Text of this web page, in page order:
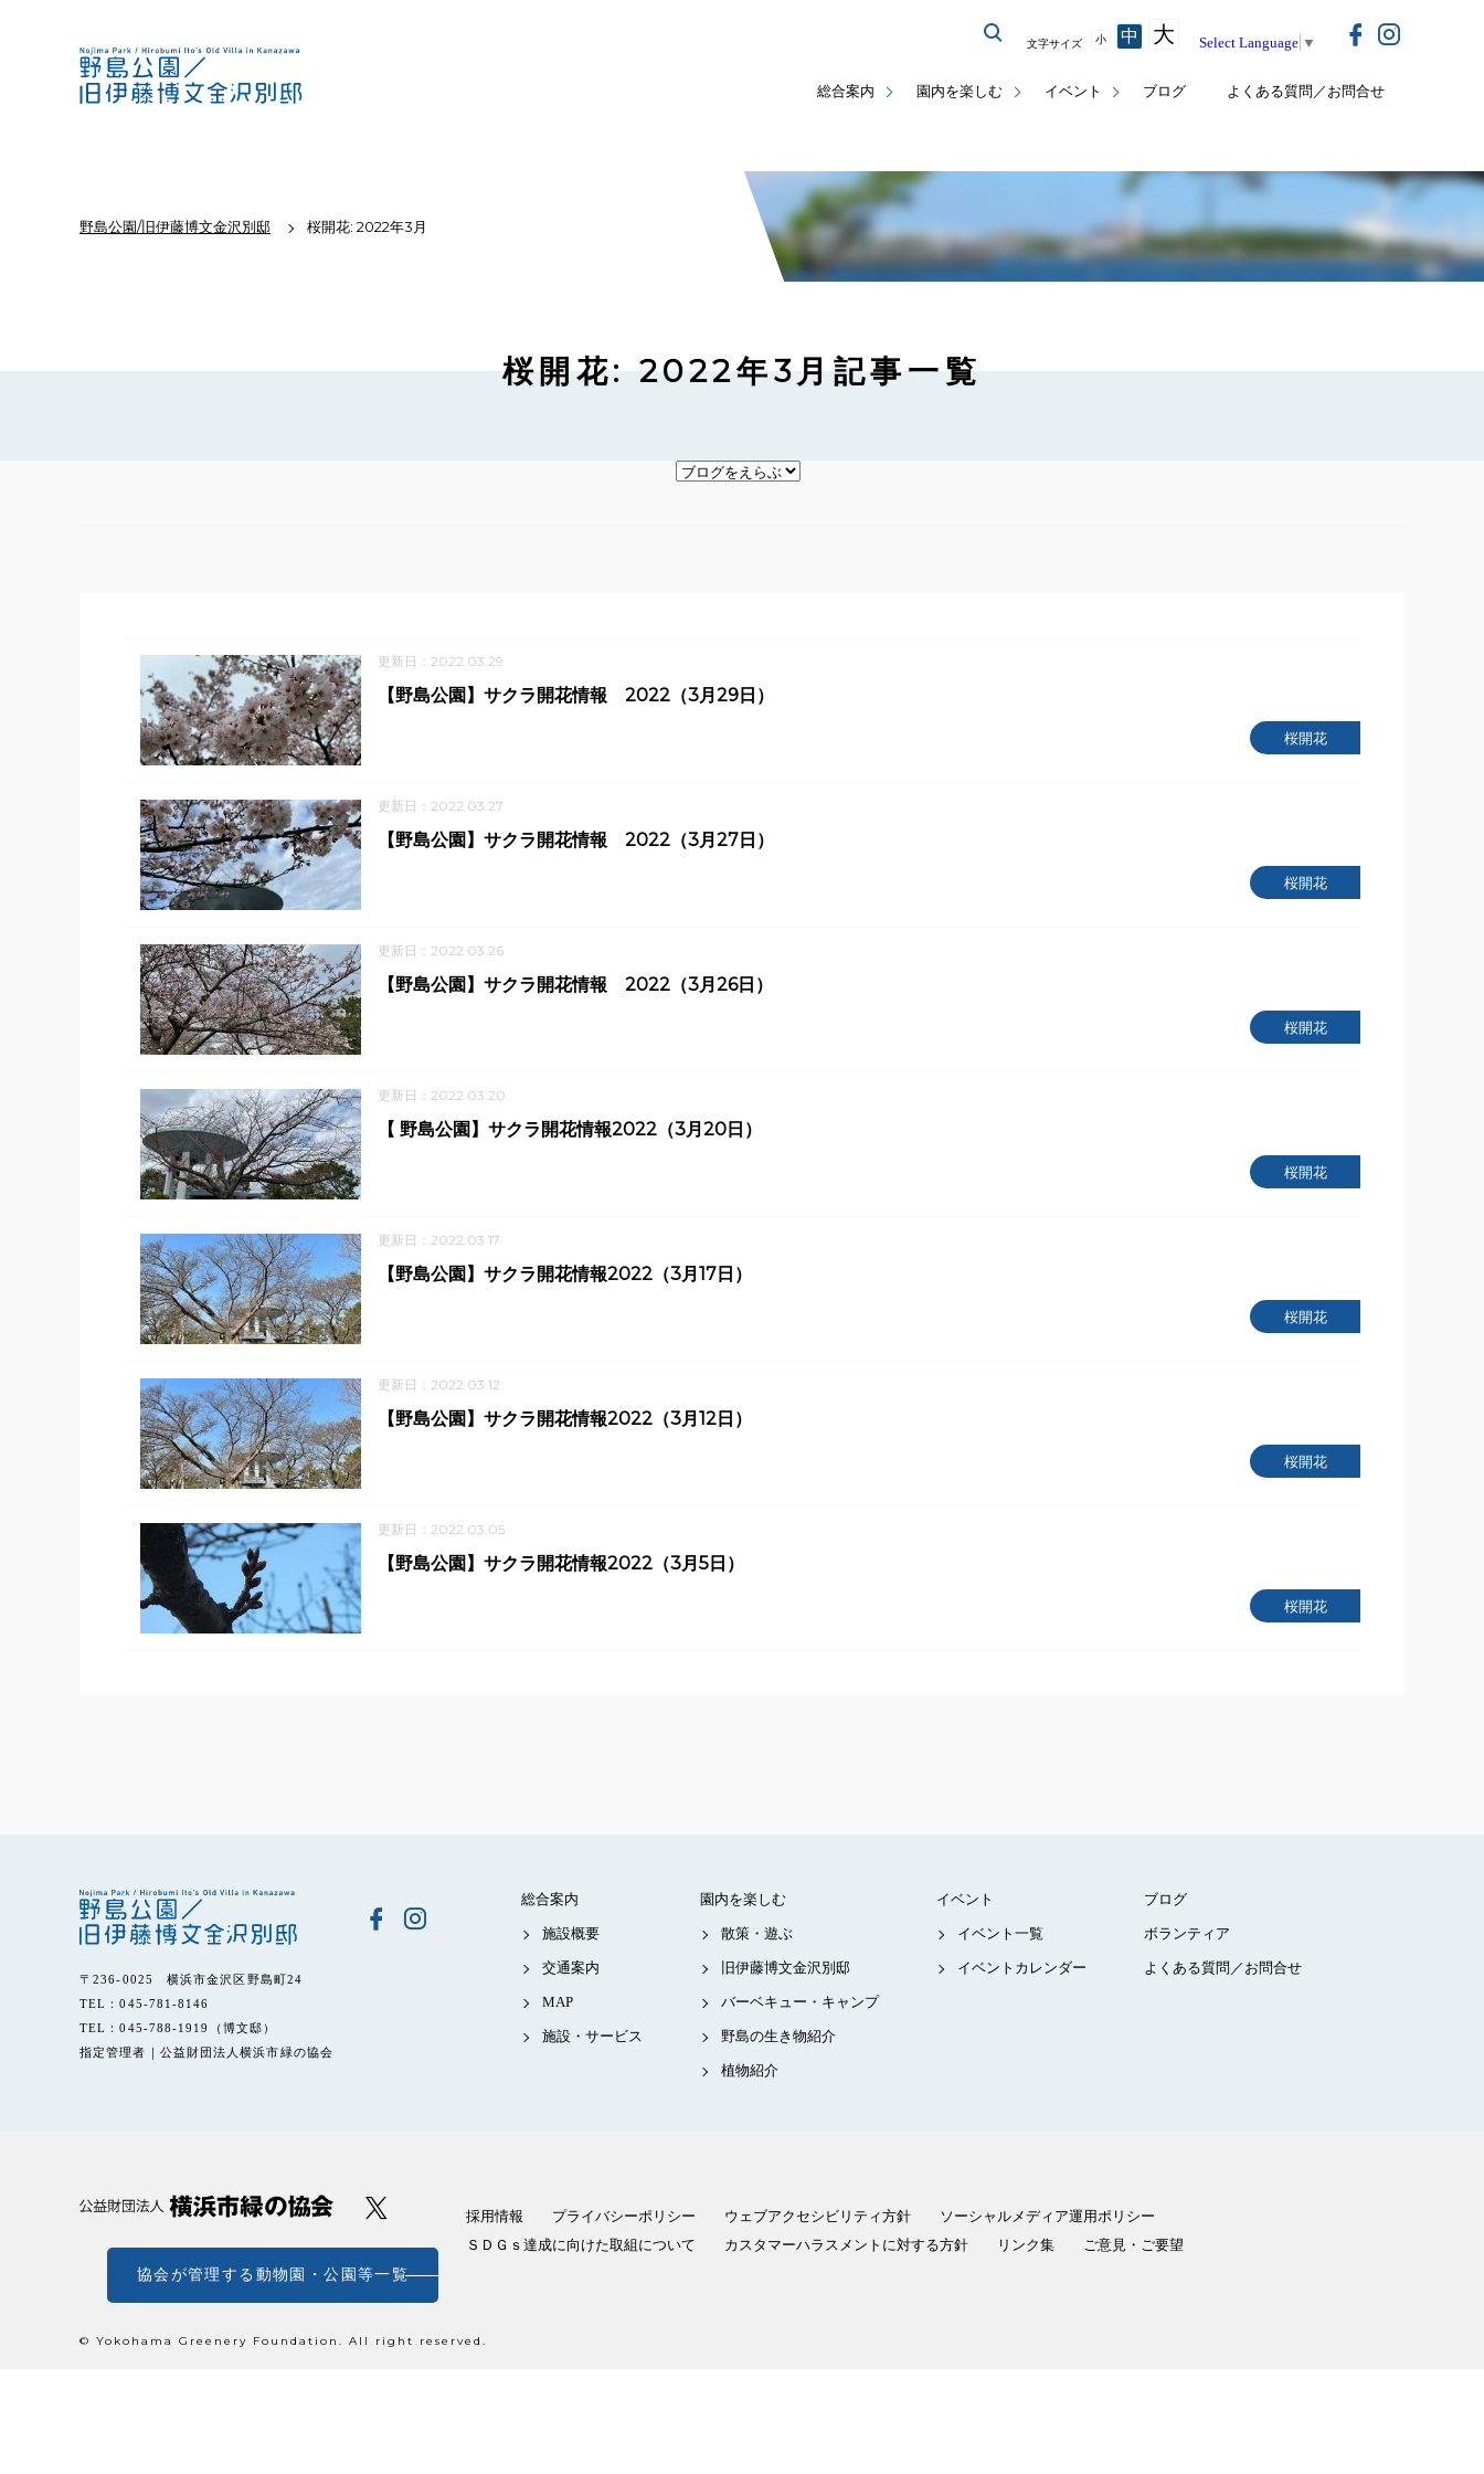
総合案内 園内を楽しむ イベント ブログ よくある質問／お問合せ
文字サイズ 小 中 大 Select Language ▼
野島公園/旧伊藤博文金沢別邸 桜開花: 2022年3月
桜開花: 2022年3月記事一覧
更新日：2022.03.29
桜開花
【野島公園】サクラ開花情報 2022（3月29日）
更新日：2022.03.27
桜開花
【野島公園】サクラ開花情報 2022（3月27日）
更新日：2022.03.26
桜開花
【野島公園】サクラ開花情報 2022（3月26日）
更新日：2022.03.20
桜開花
【 野島公園】サクラ開花情報2022（3月20日）
更新日：2022.03.17
桜開花
【野島公園】サクラ開花情報2022（3月17日）
更新日：2022.03.12
桜開花
【野島公園】サクラ開花情報2022（3月12日）
更新日：2022.03.05
桜開花
【野島公園】サクラ開花情報2022（3月5日）
〒236-0025 横浜市金沢区野島町24
TEL：045-781-8146
TEL：045-788-1919（博文邸）
指定管理者｜公益財団法人横浜市緑の協会
総合案内
施設概要
交通案内
MAP
施設・サービス
園内を楽しむ
散策・遊ぶ
旧伊藤博文金沢別邸
バーベキュー・キャンプ
野島の生き物紹介
植物紹介
イベント
イベント一覧
イベントカレンダー
ブログ
ボランティア
よくある質問／お問合せ
協会が管理する動物園・公園等一覧
採用情報 プライバシーポリシー ウェブアクセシビリティ方針
ソーシャルメディア運用ポリシー
ＳＤＧｓ達成に向けた取組について
カスタマーハラスメントに対する方針 リンク集 ご意見・ご要望
© Yokohama Greenery Foundation. All right reserved.